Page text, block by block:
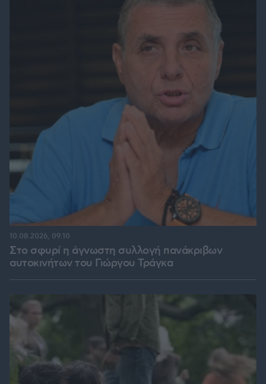
Στο σφυρί η άγνωστη συλλογή πανάκριβων
αυτοκινήτων του Γιώργου Τράγκα
10.08.2026, 09:10